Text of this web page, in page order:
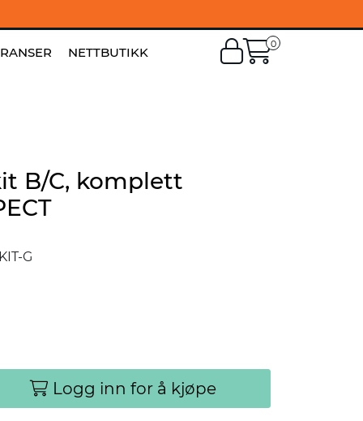
|FI NETTBUTIKK
0
B/C, komplett
G
Logg inn for å kjøpe